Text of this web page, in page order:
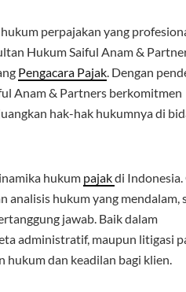
perpajakan yang
Hukum Saiful Anam &
Pengacara Pajak. Dengan
Anam & Partners berkomitmen
hak-hak hukumnya di
hukum pajakdi Indonesia.
analisis hukum yang mendalam,
jawab. Baik dalam
administratif, maupun litigasi
hukum dan keadilan bagi klien.